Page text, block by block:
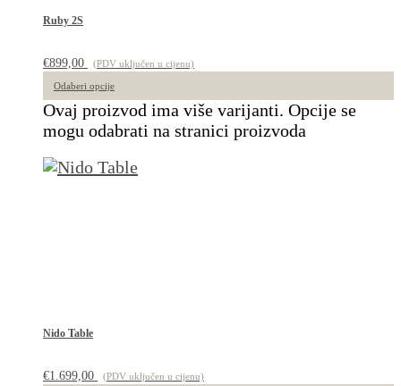
Ruby 2S
€899,00 (PDV uključen u cijenu)
Odaberi opcije
Ovaj proizvod ima više varijanti. Opcije se
mogu odabrati na stranici proizvoda
Nido Table
€1.699,00 (PDV uključen u cijenu)